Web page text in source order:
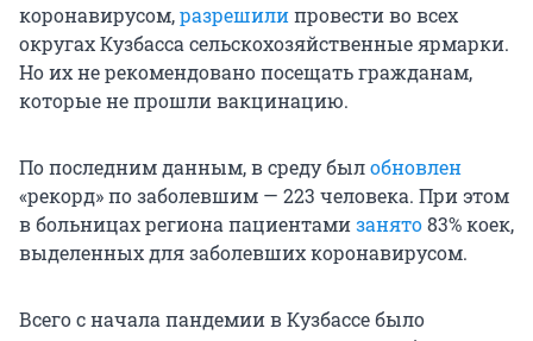
коронавирусом,разрешилипровести во всех
округах Кузбасса сельскохозяйственные ярмарки.
Но их не рекомендовано посещать гражданам,
которые не прошли вакцинацию.
По последним данным, в среду былобновлен
«рекорд» по заболевшим — 223 человека. При этом
в больницах региона пациентамизанято83% коек,
выделенных для заболевших коронавирусом.
Всего с начала пандемии в Кузбассе было